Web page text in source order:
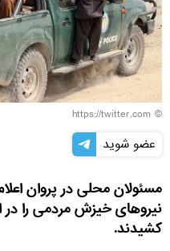
© https://twitter.com
عضو شوید
مسئولان محلی در پروان
نیروهای خیزش مردمی را
کشیدند.